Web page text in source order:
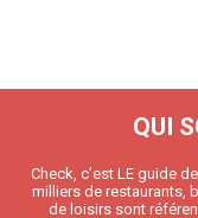
QUI
Check, c’est LE guide
milliers de restaurants,
de loisirs sont